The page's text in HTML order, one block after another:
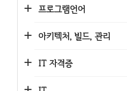
프로그램언어
아키텍처, 빌드, 관리
IT 자격증